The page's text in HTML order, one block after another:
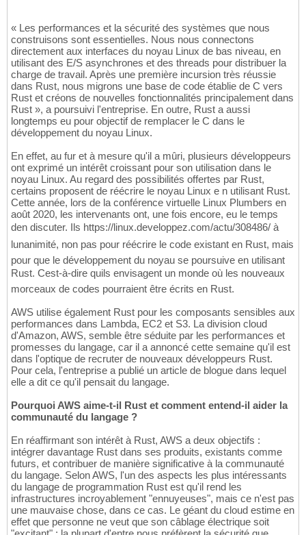
« Les performances et la sécurité des systèmes que nous
construisons sont essentielles. Nous nous connectons
directement aux interfaces du noyau Linux de bas niveau, en
utilisant des E/S asynchrones et des threads pour distribuer la
charge de travail. Après une première incursion très réussie
dans Rust, nous migrons une base de code établie de C vers
Rust et créons de nouvelles fonctionnalités principalement dans
Rust », a poursuivi l'entreprise. En outre, Rust a aussi
longtemps eu pour objectif de remplacer le C dans le
développement du noyau Linux.
En effet, au fur et à mesure qu'il a mûri, plusieurs développeurs
ont exprimé un intérêt croissant pour son utilisation dans le
noyau Linux. Au regard des possibilités offertes par Rust,
certains proposent de réécrire le noyau Linux e n utilisant Rust.
Cette année, lors de la conférence virtuelle Linux Plumbers en
août 2020, les intervenants ont, une fois encore, eu le temps
den discuter. Ils https://linux.developpez.com/actu/308486/ à
lunanimité, non pas pour réécrire le code existant en Rust, mais
pour que le développement du noyau se poursuive en utilisant
Rust. Cest-à-dire quils envisagent un monde où les nouveaux
morceaux de codes pourraient être écrits en Rust.
AWS utilise également Rust pour les composants sensibles aux
performances dans Lambda, EC2 et S3. La division cloud
d'Amazon, AWS, semble être séduite par les performances et
promesses du langage, car il a annoncé cette semaine qu'il est
dans l'optique de recruter de nouveaux développeurs Rust.
Pour cela, l'entreprise a publié un article de blogue dans lequel
elle a dit ce qu'il pensait du langage.
Pourquoi AWS aime-t-il Rust et comment entend-il aider la
communauté du langage ?
En réaffirmant son intérêt à Rust, AWS a deux objectifs :
intégrer davantage Rust dans ses produits, existants comme
futurs, et contribuer de manière significative à la communauté
du langage. Selon AWS, l'un des aspects les plus intéressants
du langage de programmation Rust est qu'il rend les
infrastructures incroyablement "ennuyeuses", mais ce n'est pas
une mauvaise chose, dans ce cas. Le géant du cloud estime en
effet que personne ne veut que son câblage électrique soit